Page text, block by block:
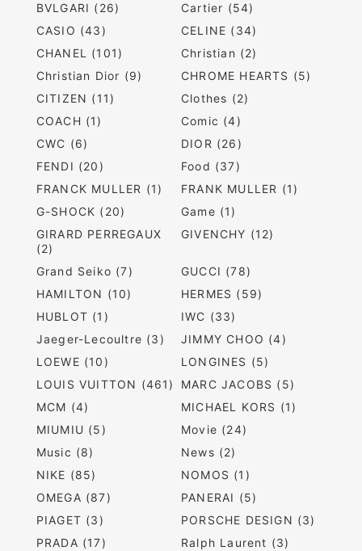
BVLGARI (26)
Cartier (54)
CASIO (43)
CELINE (34)
CHANEL (101)
Christian (2)
Christian Dior (9)
CHROME HEARTS (5)
CITIZEN (11)
Clothes (2)
COACH (1)
Comic (4)
CWC (6)
DIOR (26)
FENDI (20)
Food (37)
FRANCK MULLER (1)
FRANK MULLER (1)
G-SHOCK (20)
Game (1)
GIRARD PERREGAUX
(2)
GIVENCHY (12)
Grand Seiko (7)
GUCCI (78)
HAMILTON (10)
HERMES (59)
HUBLOT (1)
IWC (33)
Jaeger-Lecoultre (3)
JIMMY CHOO (4)
LOEWE (10)
LONGINES (5)
LOUIS VUITTON (461)
MARC JACOBS (5)
MCM (4)
MICHAEL KORS (1)
MIUMIU (5)
Movie (24)
Music (8)
News (2)
NIKE (85)
NOMOS (1)
OMEGA (87)
PANERAI (5)
PIAGET (3)
PORSCHE DESIGN (3)
PRADA (17)
Ralph Laurent (3)